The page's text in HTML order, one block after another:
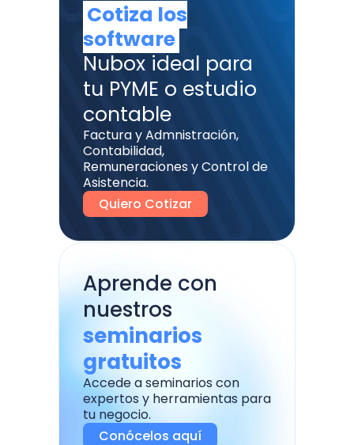
Aprende con
nuestros
seminarios
gratuitos
Accede a seminarios con
expertos y herramientas para
tu negocio.
Conócelos aquí
Cotiza los
software
Nubox ideal para
tu PYME o estudio
contable
Factura y Admnistración,
Contabilidad,
Remuneraciones y Control de
Asistencia.
Quiero Cotizar